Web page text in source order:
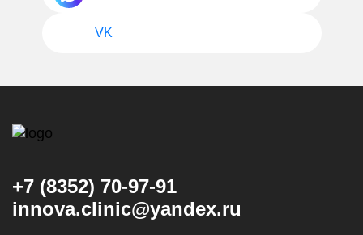
VK
+7 (8352) 70-97-91
innova.clinic@yandex.ru